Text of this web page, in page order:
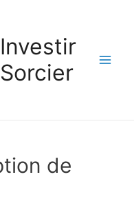
Investir
Sorcier
de